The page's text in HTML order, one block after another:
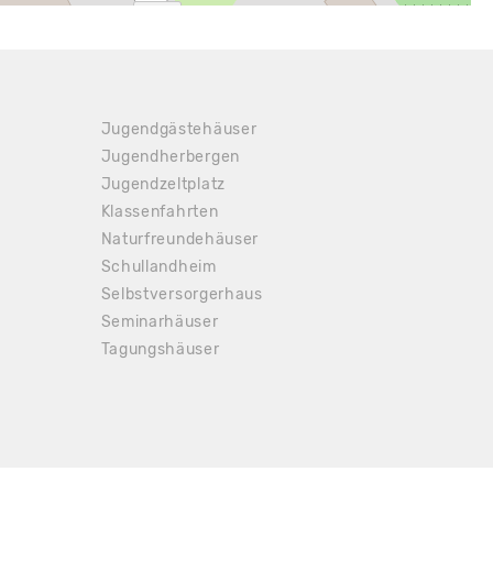
Jugendgästehäuser
Jugendherbergen
Jugendzeltplatz
Klassenfahrten
Naturfreundehäuser
Schullandheim
Selbstversorgerhaus
Seminarhäuser
Tagungshäuser